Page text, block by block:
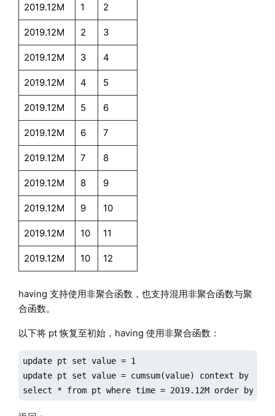
2019.12M 1 2
2019.12M 2 3
2019.12M 3 4
2019.12M 4 5
2019.12M 5 6
2019.12M 6 7
2019.12M 7 8
2019.12M 8 9
2019.12M 9 10
2019.12M 10 11
2019.12M 10 12
having 支持使用非聚合函数，也支持混用非聚合函数与聚
合函数。
以下将 pt 恢复至初始，having 使用非聚合函数：
update pt set value = 1
update pt set value = cumsum(value) context by
select * from pt where time = 2019.12M order by